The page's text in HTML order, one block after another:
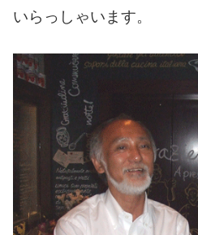
いらっしゃいます。